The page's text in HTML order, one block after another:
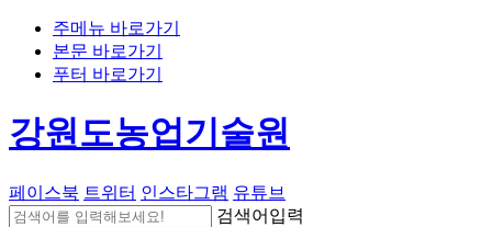
주메뉴 바로가기
본문 바로가기
푸터 바로가기
강원도농업기술원
페이스북 트위터 인스타그램 유튜브
검색어입력